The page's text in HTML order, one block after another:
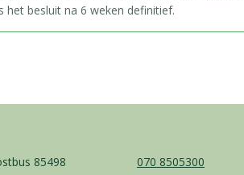
het besluit na 6 weken definitief.
85498 070 8505300